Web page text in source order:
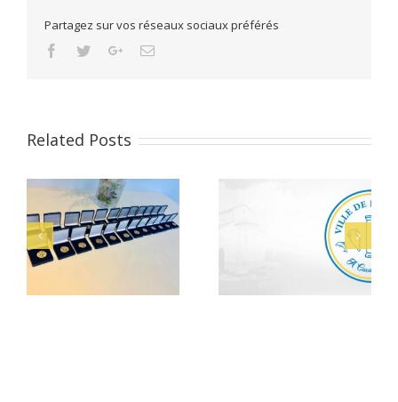
Partagez sur vos réseaux sociaux préférés
Facebook
TwitterGoogle+Email
Related Posts
Alerte Canicule –
CCAS